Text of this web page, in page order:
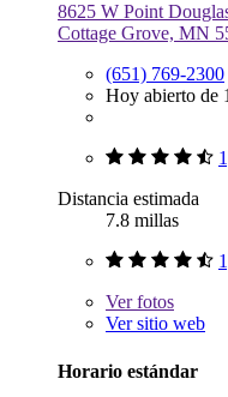
8625 W Point
Cottage Grove, MN
(651) 769-2300
Hoy abierto de
Distancia estimada
7.8 millas
Verfotos
Ver sitio web
Horario estándar